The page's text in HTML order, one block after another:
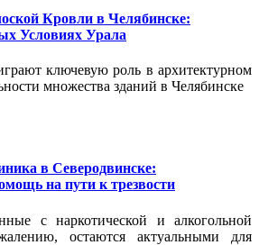
Кровли в Челябинске:
Условиях Урала
ключевую роль в архитектурном
множества зданий в Челябинске
в Северодвинске:
на пути к трезвости
с наркотической и алкогольной
остаются актуальными для